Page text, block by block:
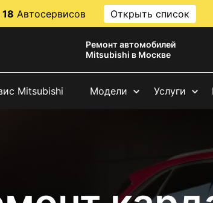
18 Автосервисов Открыть список
Ремонт автомобилей
Mitsubishi в Москве
Mitsubishi Модели Услуги